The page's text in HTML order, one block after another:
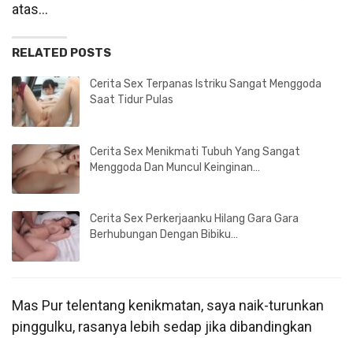
atas…
RELATED POSTS
Cerita Sex Terpanas Istriku Sangat Menggoda
Saat Tidur Pulas
Cerita Sex Menikmati Tubuh Yang Sangat
Menggoda Dan Muncul Keinginan…
Cerita Sex Perkerjaanku Hilang Gara Gara
Berhubungan Dengan Bibiku…
Mas Pur telentang kenikmatan, saya naik-turunkan
pinggulku, rasanya lebih sedap jika dibandingkan